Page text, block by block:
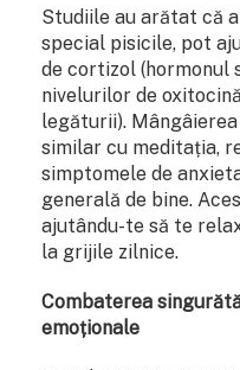
Studiile au arătat că
special pisicile, pot
de cortizol (hormonul
nivelurilor de
legăturii).
similar cu meditația,
simptomele de
generală de bine.
ajutându-te să te
la grijile zilnice.
Combaterea
emoționale